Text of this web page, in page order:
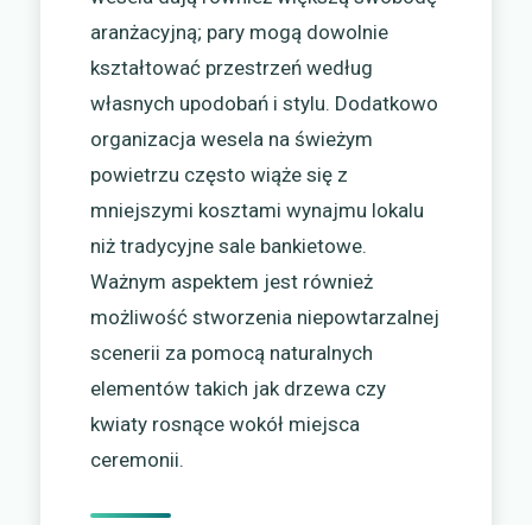
aranżacyjną; pary mogą dowolnie
kształtować przestrzeń według
własnych upodobań i stylu. Dodatkowo
organizacja wesela na świeżym
powietrzu często wiąże się z
mniejszymi kosztami wynajmu lokalu
niż tradycyjne sale bankietowe.
Ważnym aspektem jest również
możliwość stworzenia niepowtarzalnej
scenerii za pomocą naturalnych
elementów takich jak drzewa czy
kwiaty rosnące wokół miejsca
ceremonii.